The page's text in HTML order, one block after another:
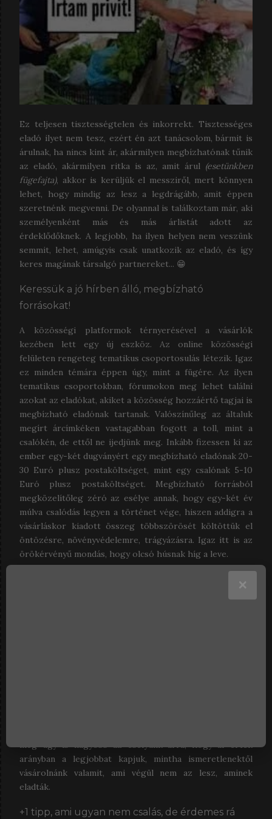
×
Ez teljesen tisztességtelen és inkorrekt. Tisztességes
eladó ilyet nem tesz, ezért én azt tanácsolom, bármit is
árulnak, ha nincs kint ár, akármilyen megbízhatónak tűnik
az eladó, akármilyen ritka is az, amit árul (esetünkben
fügefajta), akkor is kerüljük el messziről, mert könnyen
lehet, hogy mindig az lesz a legdrágább, amit éppen
szeretnénk megvenni. De olyannal is találkoztam már, aki
személyenként más és más árlistát adott az
érdeklődőknek. A legjobb, ha ilyen helyen nem veszünk
semmit, lehet, amúgyis csak unatkozik az eladó, és így
keres magának társalgó partnereket... 😁
Keressük a jó hírben álló, megbízható
forrásokat!
A közösségi platformok térnyerésével a vásárlók
kezében lett egy új eszköz. Az online közösségi
felületen rengeteg tematikus csoportosulás létezik. Igaz
ez minden témára éppen úgy, mint a fügére. Az ilyen
tematikus csoportokban, fórumokon meg lehet találni
azokat az eladókat, akiket a közösség hozzáértő tagjai is
megbízható eladónak tartanak. Valószínűleg az általuk
megírt árcímkéken vastagabban fogott a toll, mint a
csalókén, de ettől ne ijedjünk meg. Inkább fizessen ki az
ember egy-két dugványért egy megbízható eladónak 20-
30 Euró plusz postaköltséget, mint egy csalónak 5-10
Euró plusz postaköltséget. Megbízható forrásból
megközelítőleg zéró az esélye annak, hogy egy-két év
múlva csalódás legyen a történet vége, hiszen addigra a
vásárláskor kiadott összeg többszörösét költöttük el
öntözésre, növényvédelemre, trágyázásra. Igaz itt is az
örökérvényű mondás, hogy olcsó húsnak híg a leve.
még úgy is nagyobb az esélyünk arra, hogy ár-érték
arányban a legjobbat kapjuk, mintha ismeretlenektől
vásárolnánk valamit, ami végül nem az lesz, aminek
eladták.
+1 tipp, ami ugyan nem csalás, de érdemes rá